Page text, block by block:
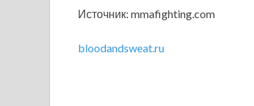
Источник: mmafighting.com
bloodandsweat.ru